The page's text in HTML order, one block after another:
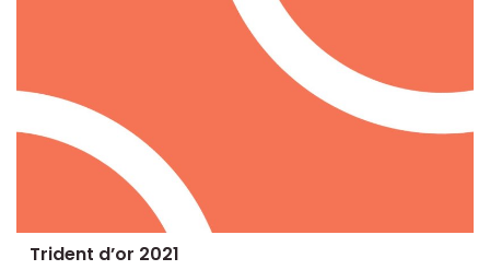
Trident d’or 2021